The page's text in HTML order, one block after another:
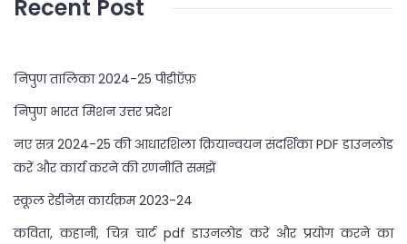
Recent Post
निपुण तालिका 2024-25 पीडीऍफ़
निपुण भारत मिशन उत्तर प्रदेश
नए सत्र 2024-25 की आधारशिला क्रियान्वयन संदर्शिका PDF डाउनलोड
करें और कार्य करने की रणनीति समझें
स्कूल रेडीनेस कार्यक्रम 2023-24
कविता, कहानी, चित्र चार्ट pdf डाउनलोड करें और प्रयोग करने का